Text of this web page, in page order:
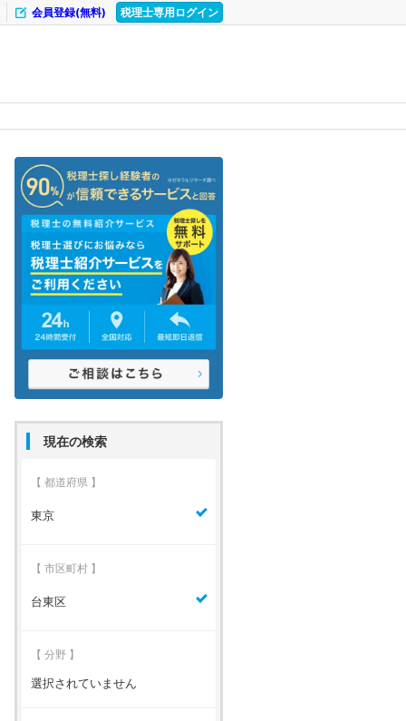
税理士専用ログイン
会員登録(無料)
現在の検索
【 都道府県 】
東京
【 市区町村 】
台東区
【 分野 】
選択されていません